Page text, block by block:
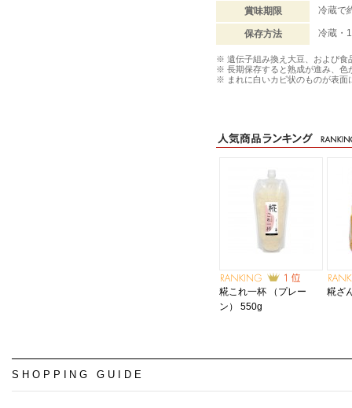
賞味期限 冷蔵で
保存方法 冷蔵・
※ 遺伝子組み換え大豆、および食
※ 長期保存すると熟成が進み、色
※ まれに白いカビ状のものが表面
糀これ一杯 （プレー
ン） 550g
糀ざ
SHOPPING GUIDE